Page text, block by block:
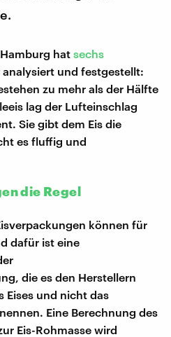
hat sechs
analysiert und festgestellt:
zu mehr als der Hälfte
lag der Lufteinschlag
Sie gibt dem Eis die
es fluffig und
die Regel
können für
dafür ist eine
die es den Herstellern
Eises und nicht das
Eine Berechnung des
Eis-Rohmasse wird